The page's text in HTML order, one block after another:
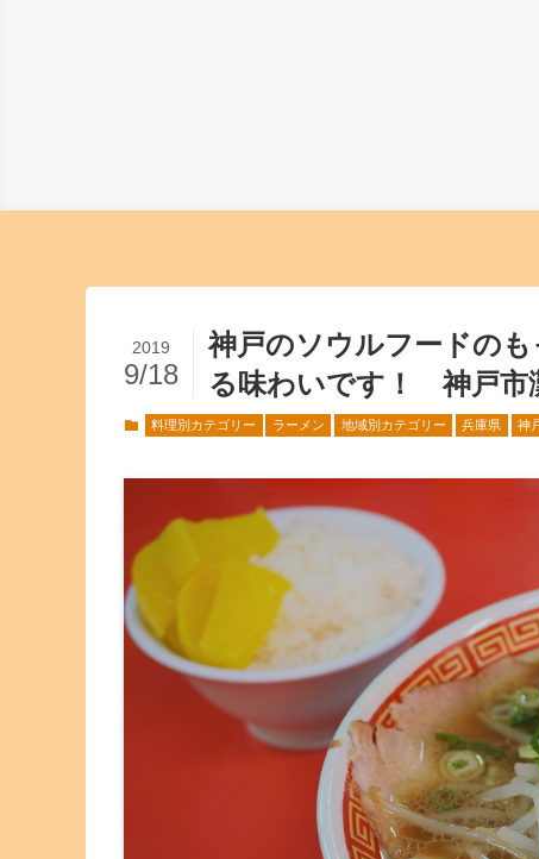
神戸のソウルフードの
る味わいです！ 神戸市
2019
9/18
料理別カテゴリー ラーメン 地域別カテゴリー 兵庫県 神